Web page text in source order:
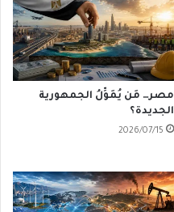
مصر… مَن يُمَوِّلُ الجمهورية
الجديدة؟
2026/07/15